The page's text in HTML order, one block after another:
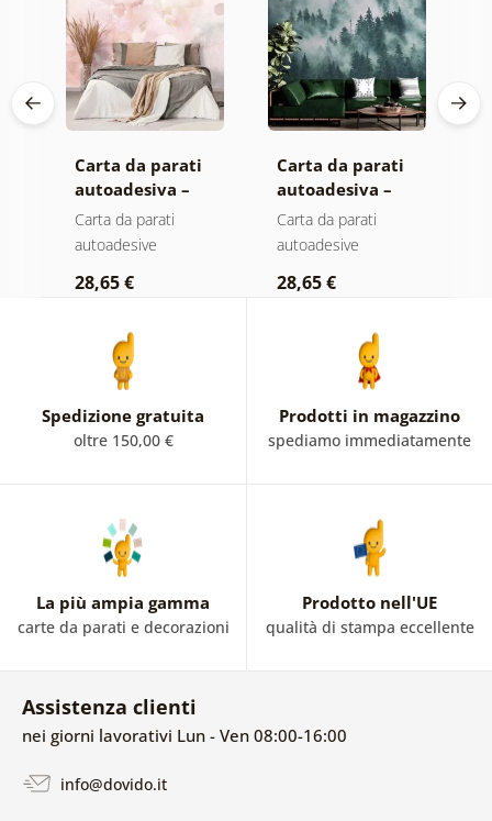
Carta da parati
autoadesiva –
Foglie con
sfumatura
Carta da parati
autoadesive
28,65 €
Carta da parati
autoadesiva –
Foresta nella
nebbia
Carta da parati
autoadesive
28,65 €
Spedizione gratuita
oltre 150,00 €
Prodotti in magazzino
spediamo immediatamente
La più ampia gamma
carte da parati e decorazioni
Prodotto nell'UE
qualità di stampa eccellente
Assistenza clienti
nei giorni lavorativi Lun - Ven 08:00-16:00
info@dovido.it